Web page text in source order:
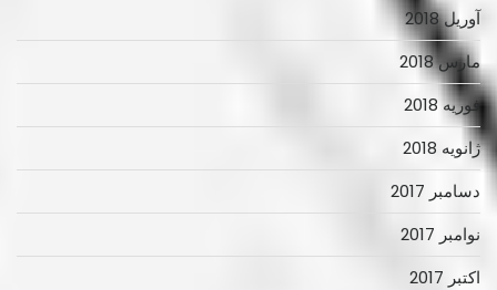
آوریل 2018
مارس 2018
فوریه 2018
ژانویه 2018
دسامبر 2017
نوامبر 2017
اکتبر 2017